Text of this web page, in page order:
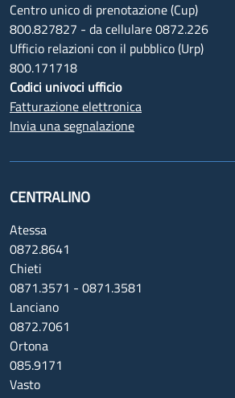
Centro unico di prenotazione (Cup)
800.827827 - da cellulare 0872.226
Ufficio relazioni con il pubblico (Urp)
800.171718
Codici univoci ufficio
Fatturazione elettronica
Invia una segnalazione
CENTRALINO
Atessa
0872.8641
Chieti
0871.3571 - 0871.3581
Lanciano
0872.7061
Ortona
085.9171
Vasto